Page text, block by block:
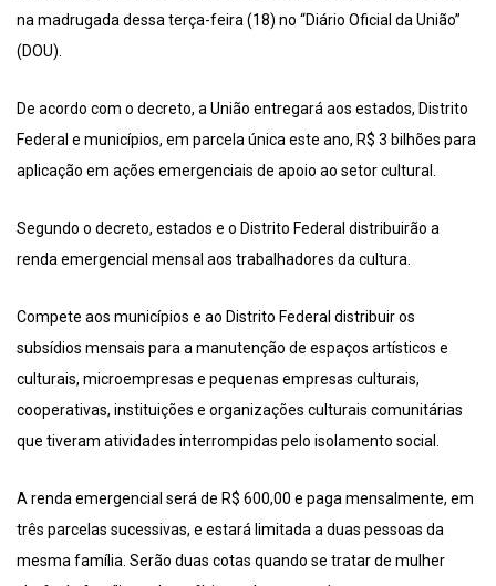
na madrugada dessa terça-feira (18) no “Diário Oficial da União”
(DOU).
De acordo com o decreto, a União entregará aos estados, Distrito
Federal e municípios, em parcela única este ano, R$ 3 bilhões para
aplicação em ações emergenciais de apoio ao setor cultural.
Segundo o decreto, estados e o Distrito Federal distribuirão a
renda emergencial mensal aos trabalhadores da cultura.
Compete aos municípios e ao Distrito Federal distribuir os
subsídios mensais para a manutenção de espaços artísticos e
culturais, microempresas e pequenas empresas culturais,
cooperativas, instituições e organizações culturais comunitárias
que tiveram atividades interrompidas pelo isolamento social.
A renda emergencial será de R$ 600,00 e paga mensalmente, em
três parcelas sucessivas, e estará limitada a duas pessoas da
mesma família. Serão duas cotas quando se tratar de mulher